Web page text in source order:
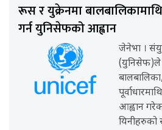
रूस र युक्रेनमा
गर्न युनिसेफको आह्वान
जेनेभा ।
(युनिसेफ)ले
आह्वान
यिनीहरुको